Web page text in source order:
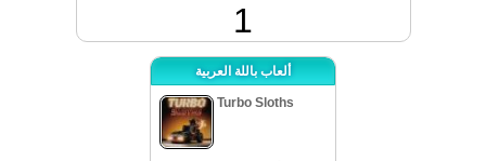
1
ألعاب باللة العربية
Turbo Sloths